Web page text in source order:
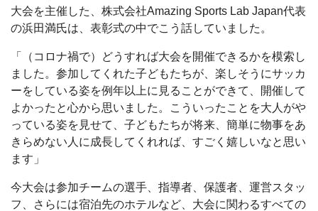
大会を主催した、株式会社Amazing Sports Lab Japan代表
の浜田満氏は、表彰式の中でこう話していました。
「（コロナ禍で）どうすれば大会を開催できるかを模索し
ました。参加してくれた子どもたちが、楽しそうにサッカ
ーをしている姿を例年以上に見ることができて、開催して
よかったと心から思いました。こういったことを大人がや
っている姿を見せて、子どもたちが将来、簡単に物事をあ
きらめない人に成長してくれれば、すごく嬉しいなと思い
ます」
今大会は参加チームの選手、指導者、保護者、運営スタッ
フ、さらには宿泊先のホテルなど、大会に関わるすべての